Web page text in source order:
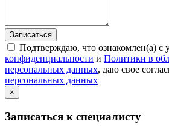
Записаться
Подтверждаю, что ознакомлен(а) с
конфиденциальности и Политики в
персональных данных, даю свое
персональных данных
×
Записаться к специалисту